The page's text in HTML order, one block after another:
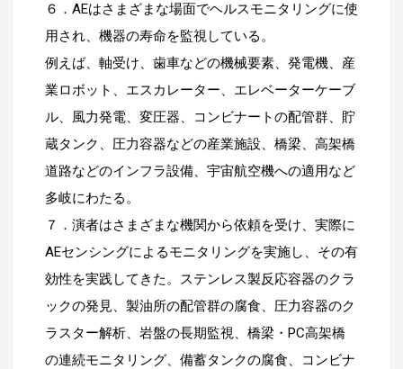
６．AEはさまざまな場面でヘルスモニタリングに使
用され、機器の寿命を監視している。
例えば、軸受け、歯車などの機械要素、発電機、産
業ロボット、エスカレーター、エレベーターケーブ
ル、風力発電、変圧器、コンビナートの配管群、貯
蔵タンク、圧力容器などの産業施設、橋梁、高架橋
道路などのインフラ設備、宇宙航空機への適用など
多岐にわたる。
７．演者はさまざまな機関から依頼を受け、実際に
AEセンシングによるモニタリングを実施し、その有
効性を実践してきた。ステンレス製反応容器のクラ
ックの発見、製油所の配管群の腐食、圧力容器のク
ラスター解析、岩盤の長期監視、橋梁・PC高架橋
の連続モニタリング、備蓄タンクの腐食、コンビナ